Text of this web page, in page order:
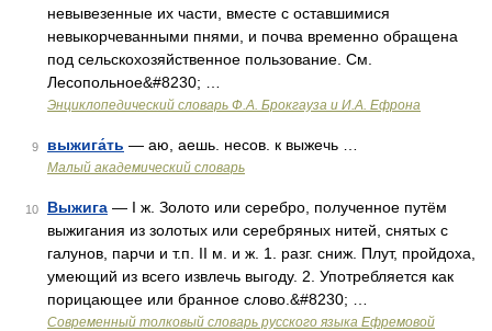
невывезенные их части, вместе с оставшимися
невыкорчеванными пнями, и почва временно обращена
под сельскохозяйственное пользование. См.
Лесопольное&#8230; …
Энциклопедический словарь Ф.А. Брокгауза и И.А. Ефрона
9 выжига́ть — аю, аешь. несов. к выжечь …
Малый академический словарь
10 Выжига — I ж. Золото или серебро, полученное путём
выжигания из золотых или серебряных нитей, снятых с
галунов, парчи и т.п. II м. и ж. 1. разг. сниж. Плут, пройдоха,
умеющий из всего извлечь выгоду. 2. Употребляется как
порицающее или бранное слово.&#8230; …
Современный толковый словарь русского языка Ефремовой